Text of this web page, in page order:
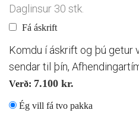
Daglinsur 30 stk.
Fá áskrift
Komdu í áskrift og þú getur
sendar til þín,
Verð: 7.100 kr.
Ég vill fá tvo pakka